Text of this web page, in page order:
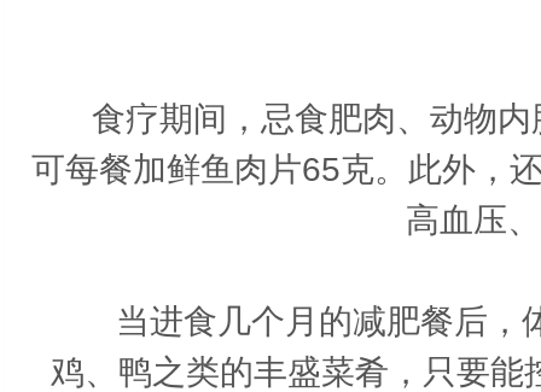
食疗期间，忌食肥肉、动物内
可每餐加鲜鱼肉片65克。此外，
高血压
当进食几个月的减肥餐后，
鸡、鸭之类的丰盛菜肴，只要